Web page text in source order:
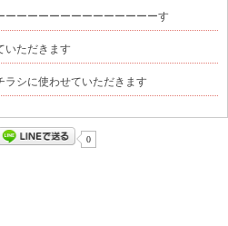
ーーーーーーーーーーーーーーす
いただきます
ラシに使わせていただきます
0